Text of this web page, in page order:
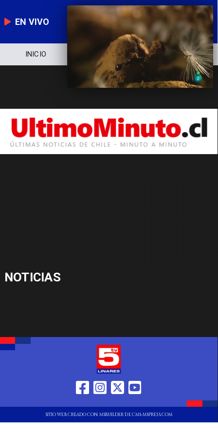
EN VIVO
INICIO NOTICIERO POLÍTICA
NOTICIAS
SITIO WEB CREADO CON MSBUILDER DE CMS-MSPRESS.COM